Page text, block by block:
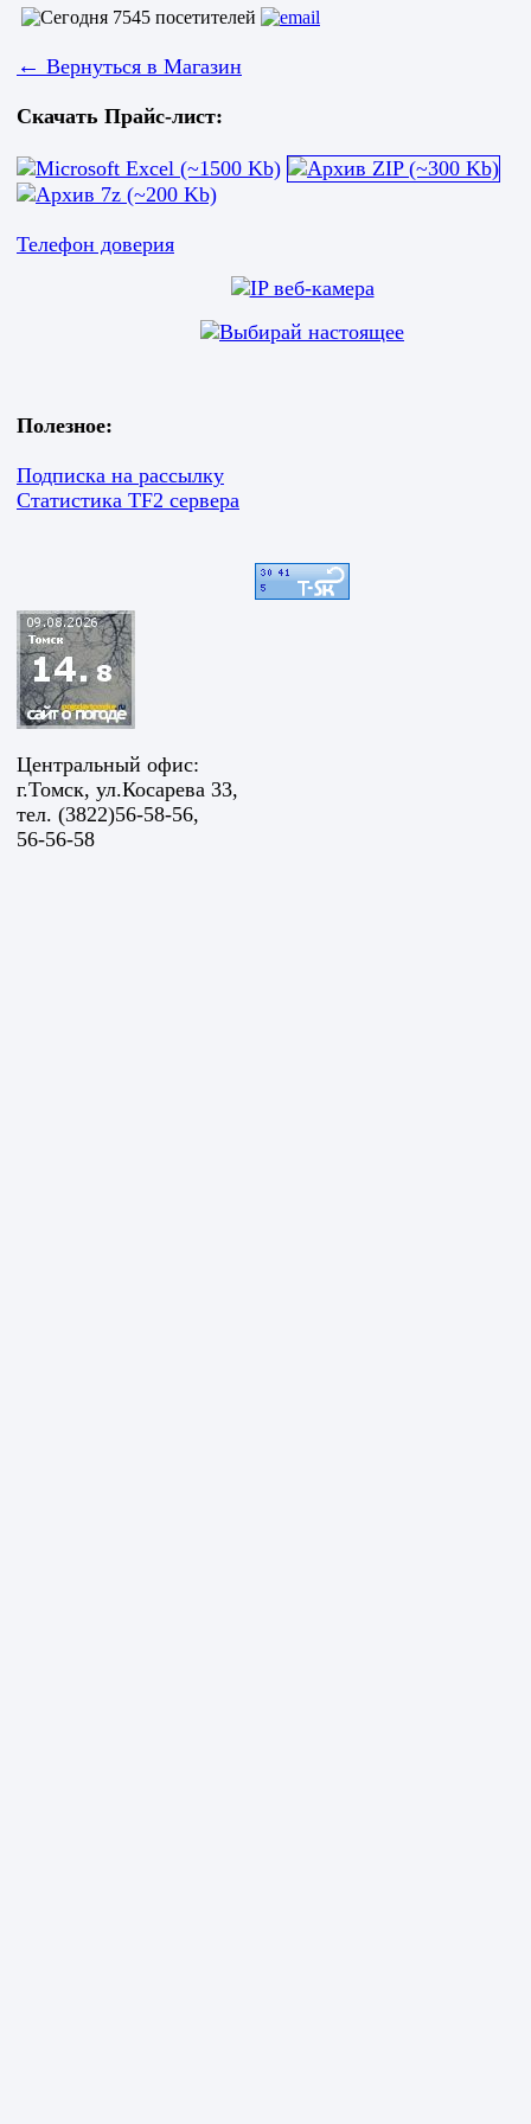
← Вернуться в Магазин
Скачать Прайс-лист:
Телефон доверия
Полезное:
Подписка на рассылку
Статистика TF2 сервера
Центральный офис:
г.Томск, ул.Косарева 33,
тел. (3822)56-58-56,
56-56-58